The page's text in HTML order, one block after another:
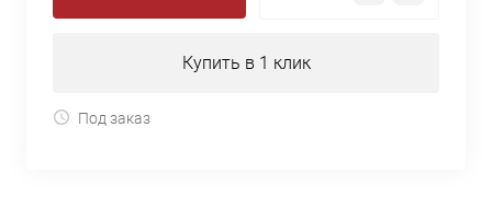
Купить в 1 клик
Под заказ